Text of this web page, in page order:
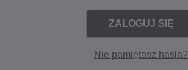
Nie pamiętasz hasła?